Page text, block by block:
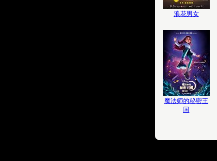
浪花男女
魔法师的秘密王
国